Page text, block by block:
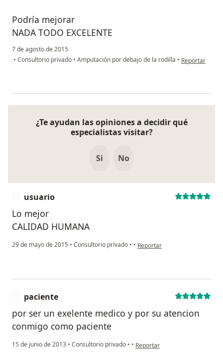
Podría mejorar
NADA TODO EXCELENTE
7 de agosto de 2015
• Consultorio privado • Amputación por debajo de la rodilla • en opinión del
Reportar
¿Te ayudan las opiniones a decidir qué
especialistas visitar?
Si No
usuario
Lo mejor
CALIDAD HUMANA
29 de mayo de 2015 • Consultorio privado • • en opinión del usuario usuario
Reportar
paciente
por ser un exelente medico y por su atencion
conmigo como paciente
15 de junio de 2013 • Consultorio privado • • en opinión del usuario paciente
Reportar